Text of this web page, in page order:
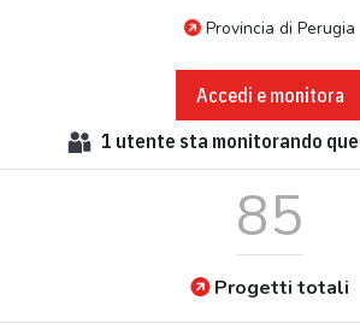
Provincia di Perugia
Accedi e monitora
1 utente sta monitorando
85
Progetti totali